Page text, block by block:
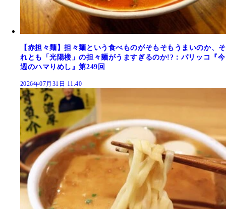
【赤担々麺】担々麺という食べものがそもそもうまいのか、そ
れとも「光陽楼」の担々麺がうますぎるのか!?：パリッコ『今
週のハマりめし』第249回
2026年07月31日 11:40